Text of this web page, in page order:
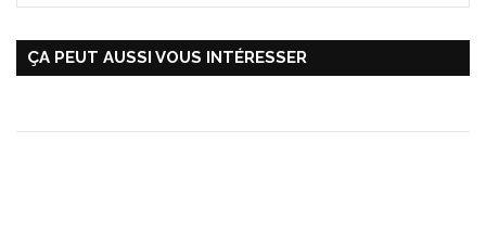
ÇA PEUT AUSSI VOUS INTÉRESSER